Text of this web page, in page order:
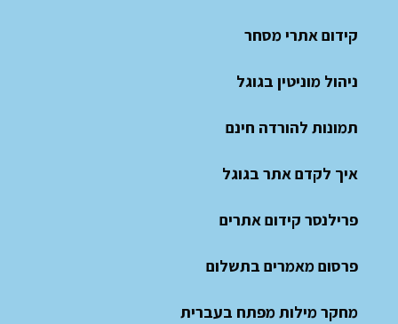
קידום אתרי מסחר
ניהול מוניטין בגוגל
תמונות להורדה חינם
איך לקדם אתר בגוגל
פרילנסר קידום אתרים
פרסום מאמרים בתשלום
מחקר מילות מפתח בעברית